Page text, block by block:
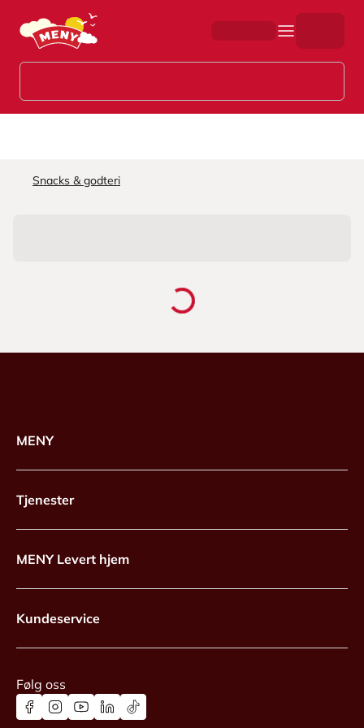
Hopp til hovedinnhold
Snacks & godteri
MENY
Tjenester
MENY Levert hjem
Kundeservice
Følg oss